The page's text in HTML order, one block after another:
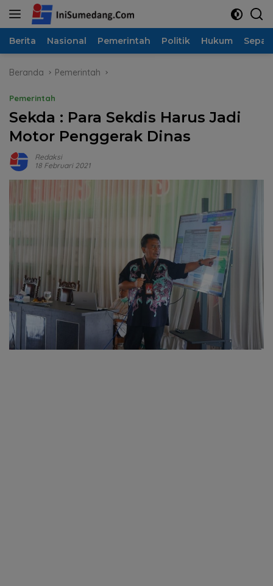
Langsung
Berita Nasional Pemerintah Politik Hukum
Beranda Pemerintah
Pemerintah
Sekda : Para Sekdis Harus Jadi
Motor Penggerak Dinas
Redaksi
18 Februari 2021